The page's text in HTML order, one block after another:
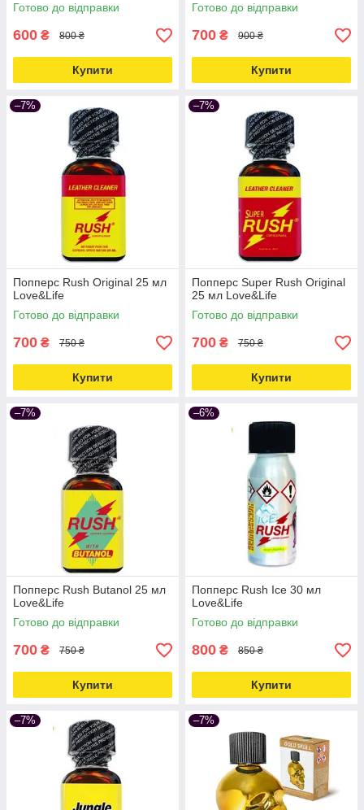
Готово до відправки
600 ₴ 800 ₴
Купити
Готово до відправки
700 ₴ 900 ₴
Купити
–7%
Попперс Rush Original 25 мл
Love&Life
Готово до відправки
700 ₴ 750 ₴
Купити
–7%
Попперс Super Rush Original
25 мл Love&Life
Готово до відправки
700 ₴ 750 ₴
Купити
–7%
Попперс Rush Butanol 25 мл
Love&Life
Готово до відправки
700 ₴ 750 ₴
Купити
–6%
Попперс Rush Ice 30 мл
Love&Life
Готово до відправки
800 ₴ 850 ₴
Купити
–7% –7%